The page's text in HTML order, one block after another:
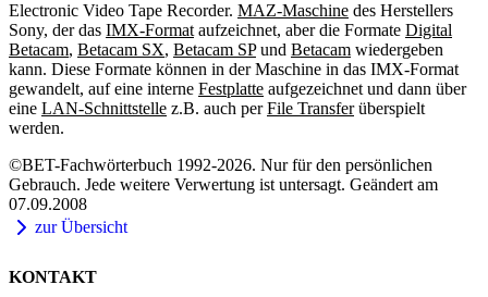
Electronic Video Tape Recorder. MAZ-Maschine des Herstellers
Sony, der das IMX-Format aufzeichnet, aber die Formate Digital
Betacam, Betacam SX, Betacam SPund Betacam wiedergeben
kann. Diese Formate können in der Maschine in das IMX-Format
gewandelt, auf eine interne Festplatte aufgezeichnet und dann über
eine LAN-Schnittstelle z.B. auch perFile Transferüberspielt
werden.
©BET-Fachwörterbuch 1992-2026. Nur für den persönlichen
Gebrauch. Jede weitere Verwertung ist untersagt. Geändert am
07.09.2008
zur Übersicht
KONTAKT